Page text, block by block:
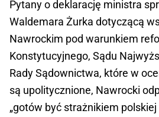
Pytany o deklarację ministra
Waldemara Żurka dotyczącą
Nawrockim pod warunkiem
Konstytucyjnego, Sądu
Rady Sądownictwa, które w
są upolitycznione, Nawrocki
„gotów być strażnikiem